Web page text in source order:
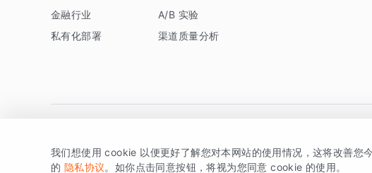
金融行业
私有化部署
A/B 实验
渠道质量分析
版权所有 © 北京易数科技有限公司SDK相关说明 京ICP备15038330号
我们想使用 cookie 以便更好了解您对本网站的使用情况，这将改善
的 隐私协议。如你点击同意按钮，将视为您同意 cookie 的使用。